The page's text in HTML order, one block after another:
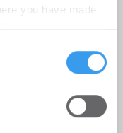
you have made
data is processed
noch nicht